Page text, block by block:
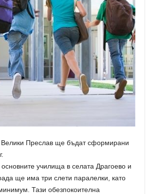
Велики Преслав ще бъдат сформирани
училища в селата Драгоево и
ще има три слети паралелки, като
Тази обезпокоителна